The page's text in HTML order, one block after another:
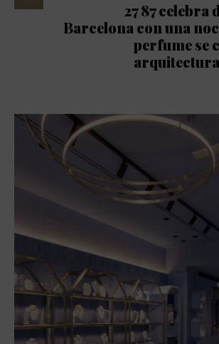
27 87 celebra
Barcelona con una
perfume se